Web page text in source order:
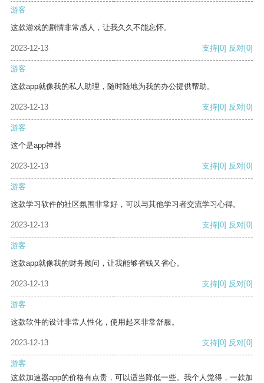
游客
这款游戏的剧情非常感人，让我久久不能忘怀。
2023-12-13 支持[0] 反对[0]
游客
这款app就像我的私人助理，随时随地为我的办公提供帮助。
2023-12-13 支持[0] 反对[0]
游客
这个是app神器
2023-12-13 支持[0] 反对[0]
游客
这款学习软件的社区氛围非常好，可以与其他学习者交流学习心得。
2023-12-13 支持[0] 反对[0]
游客
这款app就像我的财务顾问，让我能够省钱又省心。
2023-12-13 支持[0] 反对[0]
游客
这款软件的设计非常人性化，使用起来非常舒服。
2023-12-13 支持[0] 反对[0]
游客
这款加速器app的价格有点贵，可以适当降低一些。我个人觉得，一款加